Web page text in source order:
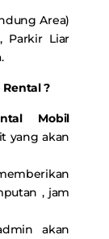
Area)
Parkir Liar
Rental ?
Mobil
yang akan
, jam
akan